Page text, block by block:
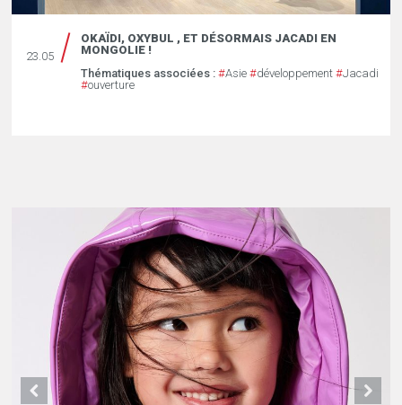
23.05
OKAÏDI, OXYBUL , ET DÉSORMAIS JACADI EN
MONGOLIE !
Thématiques associées : #Asie #développement #Jacadi
#ouverture